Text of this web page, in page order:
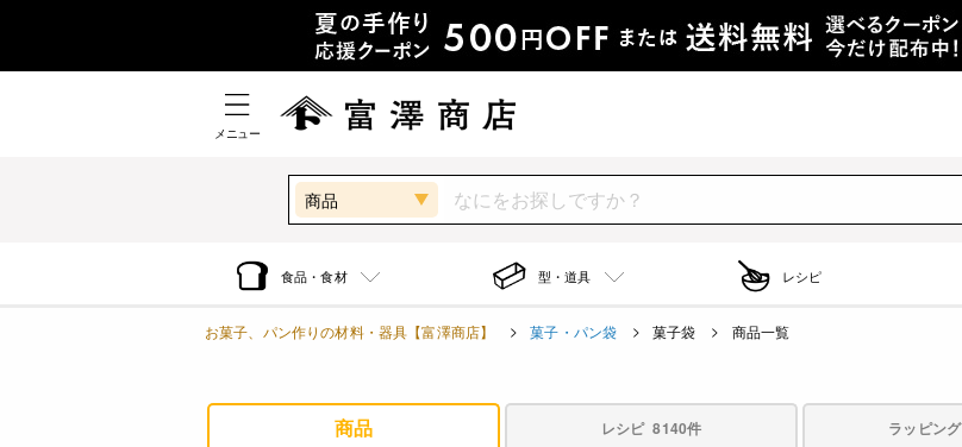
メニュー
商品
食品・食材 型・道具 レシピ
お菓子、パン作りの材料・器具【富澤商店】 菓子・パン袋 菓子袋 商品一覧
商品 レシピ 8140件 ラッピング